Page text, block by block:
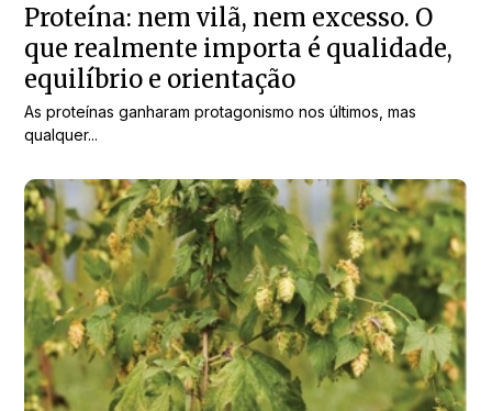
Proteína: nem vilã, nem excesso. O
que realmente importa é qualidade,
equilíbrio e orientação
As proteínas ganharam protagonismo nos últimos, mas
qualquer...